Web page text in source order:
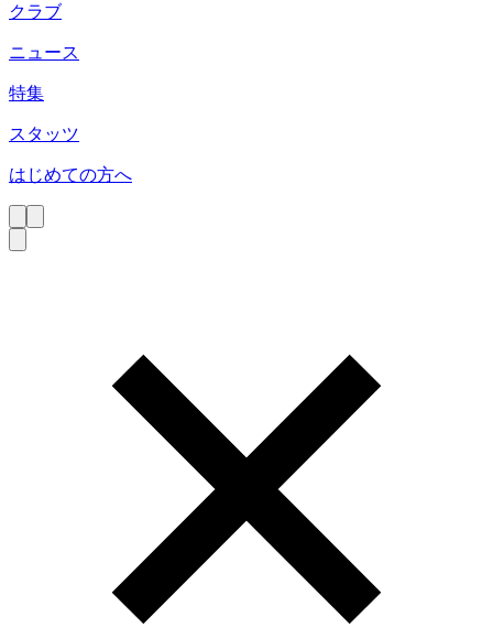
クラブ
ニュース
特集
スタッツ
はじめての方へ